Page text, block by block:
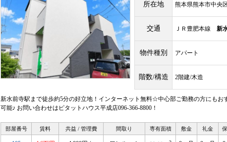
所在地 熊本県熊本市中央
交通 ＪＲ豊肥本線 新
物件種別 アパート
階数/構造 2階建/木造
新水前寺駅まで徒歩約5分の好立地！インターネット無料☆中心部ご勤務の方にも
可能♪ お問い合わせはピタットハウス平成店096-366-8800！
部屋番号 賃料 共益 / 管理費 間取り 専有面積 敷金 礼金